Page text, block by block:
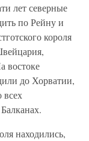
лет северные
по Рейну и
короля
до Хорватии,
всех
находились,